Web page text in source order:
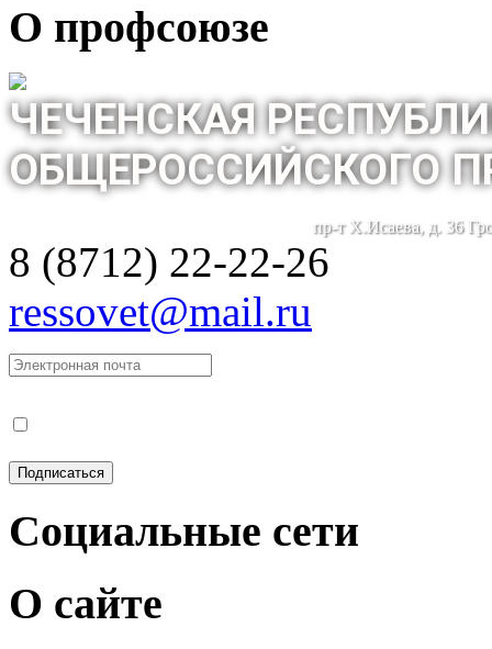
О профсоюзе
ЧЕЧЕНСКАЯ
ОБЩЕРОССИЙСКОГО
пр-т Х.Исаева, д. 36
8 (8712) 22-22-26
ressovet@mail.ru
Социальные сети
О сайте